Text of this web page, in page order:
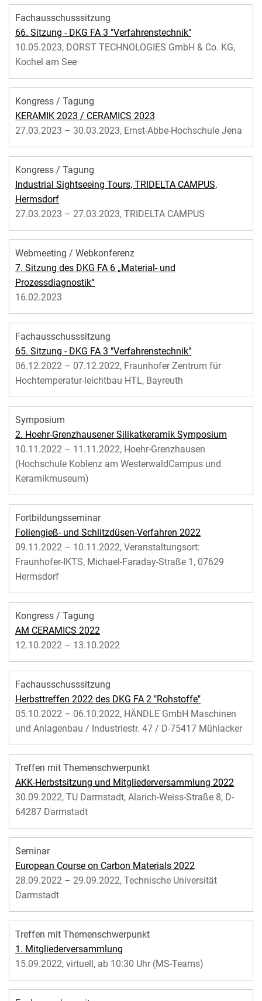
Fachausschusssitzung
66. Sitzung - DKG FA 3 "Verfahrenstechnik"
10.05.2023, DORST TECHNOLOGIES GmbH & Co. KG,
Kochel am See
Kongress / Tagung
KERAMIK 2023 / CERAMICS 2023
27.03.2023 – 30.03.2023, Ernst-Abbe-Hochschule Jena
Kongress / Tagung
Industrial Sightseeing Tours, TRIDELTA CAMPUS,
Hermsdorf
27.03.2023 – 27.03.2023, TRIDELTA CAMPUS
Webmeeting / Webkonferenz
7. Sitzung des DKG FA 6 „Material- und
Prozessdiagnostik“
16.02.2023
Fachausschusssitzung
65. Sitzung - DKG FA 3 "Verfahrenstechnik"
06.12.2022 – 07.12.2022, Fraunhofer Zentrum für
Hochtemperatur-leichtbau HTL, Bayreuth
Symposium
2. Hoehr-Grenzhausener Silikatkeramik Symposium
10.11.2022 – 11.11.2022, Hoehr-Grenzhausen
(Hochschule Koblenz am WesterwaldCampus und
Keramikmuseum)
Fortbildungsseminar
Foliengieß- und Schlitzdüsen-Verfahren 2022
09.11.2022 – 10.11.2022, Veranstaltungsort:
Fraunhofer-IKTS, Michael-Faraday-Straße 1, 07629
Hermsdorf
Kongress / Tagung
AM CERAMICS 2022
12.10.2022 – 13.10.2022
Fachausschusssitzung
Herbsttreffen 2022 des DKG FA 2 "Rohstoffe"
05.10.2022 – 06.10.2022, HÄNDLE GmbH Maschinen
und Anlagenbau / Industriestr. 47 / D-75417 Mühlacker
Treffen mit Themenschwerpunkt
AKK-Herbstsitzung und Mitgliederversammlung 2022
30.09.2022, TU Darmstadt, Alarich-Weiss-Straße 8, D-
64287 Darmstadt
Seminar
European Course on Carbon Materials 2022
28.09.2022 – 29.09.2022, Technische Universität
Darmstadt
Treffen mit Themenschwerpunkt
1. Mitgliederversammlung
15.09.2022, virtuell, ab 10:30 Uhr (MS-Teams)